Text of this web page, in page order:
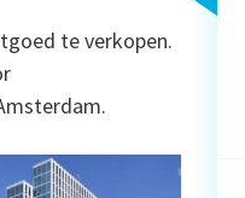
te verkopen.